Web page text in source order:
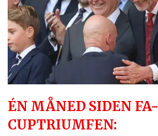
ÉN MÅNED SIDEN FA-
CUPTRIUMFEN: